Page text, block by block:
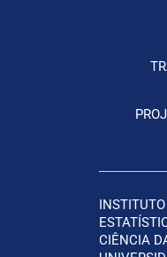
CIÊNCIA